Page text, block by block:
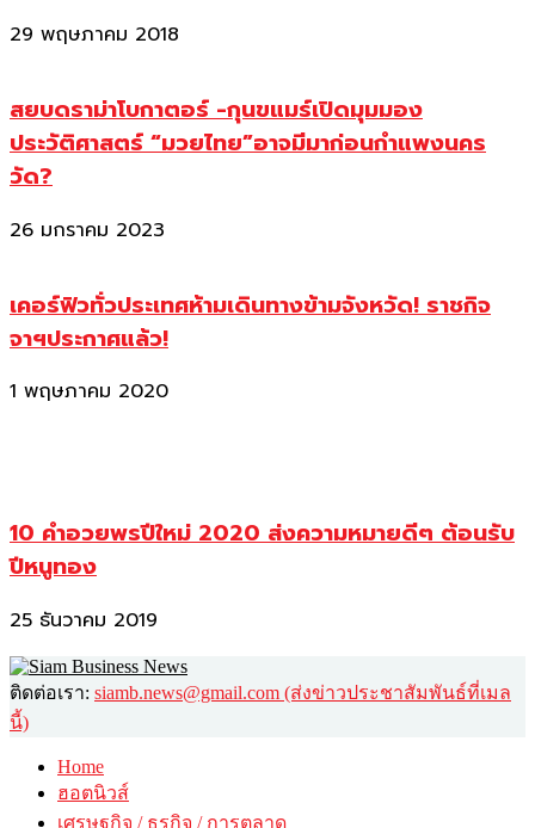
29 พฤษภาคม 2018
สยบดราม่าโบกาตอร์ -กุนขแมร์เปิดมุมมอง
ประวัติศาสตร์ “มวยไทย”อาจมีมาก่อนกำแพงนคร
วัด?
26 มกราคม 2023
เคอร์ฟิวทั่วประเทศห้ามเดินทางข้ามจังหวัด! ราชกิจ
จาฯประกาศแล้ว!
1 พฤษภาคม 2020
10 คำอวยพรปีใหม่ 2020 ส่งความหมายดีๆ ต้อนรับ
ปีหนูทอง
25 ธันวาคม 2019
ติดต่อเรา: siamb.news@gmail.com (ส่งข่าวประชาสัมพันธ์ที่เมล
นี้)
Home
ฮอตนิวส์
เศรษฐกิจ / ธุรกิจ / การตลาด